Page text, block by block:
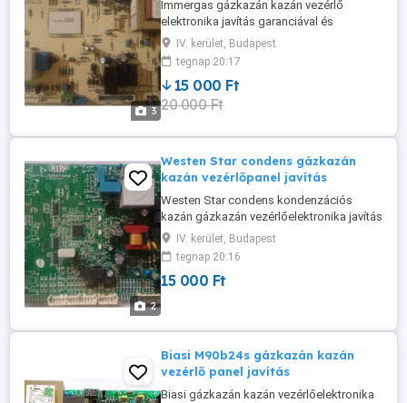
3
Immergas gázkazán kazán vezérlő
elektronika javítás garanciával és
számlaképesen. Immergas Eolo , Nikestar,
Vitrix stb.. kazán gázkazán
vezérlőelektronika javítás garanciával.
Egyéni vállalkozó vagyok a számlának
nincs áfa vonzata, számlát
gázkazán kazán vezérlő ...
IV. kerület, Budapest
tegnap 20:17
15 000 Ft
20 000 Ft
2
Westen Star condens gázkazán
kazán vezérlőpanel javítás
Westen Star condens kondenzációs
kazán gázkazán vezérlőelektronika javítás
garanciával. Egyéni vállalkozó vagyok a
számlának nincs áfa vonzata, számlát
magánszemély részére tudok kiállítani. A
gázkazán kazán vezérlő panelt postai
IV. kerület, Budapest
tegnap 20:16
15 000 Ft
Biasi M90b24s gázkazán kazán
vezérlő panel javítás
Biasi gázkazán kazán vezérlőelektronika